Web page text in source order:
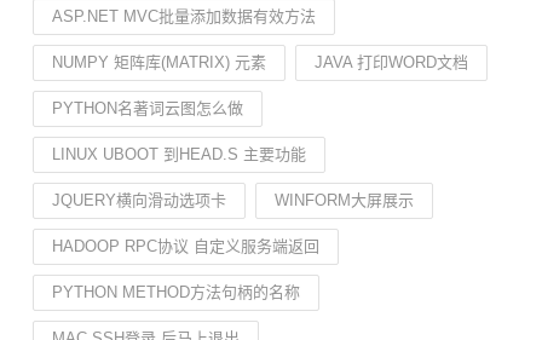
ASP.NET MVC批量添加数据有效方法
NUMPY 矩阵库(MATRIX) 元素 JAVA 打印WORD文档
PYTHON名著词云图怎么做
LINUX UBOOT 到HEAD.S 主要功能
JQUERY横向滑动选项卡 WINFORM大屏展示
HADOOP RPC协议 自定义服务端返回
PYTHON METHOD方法句柄的名称